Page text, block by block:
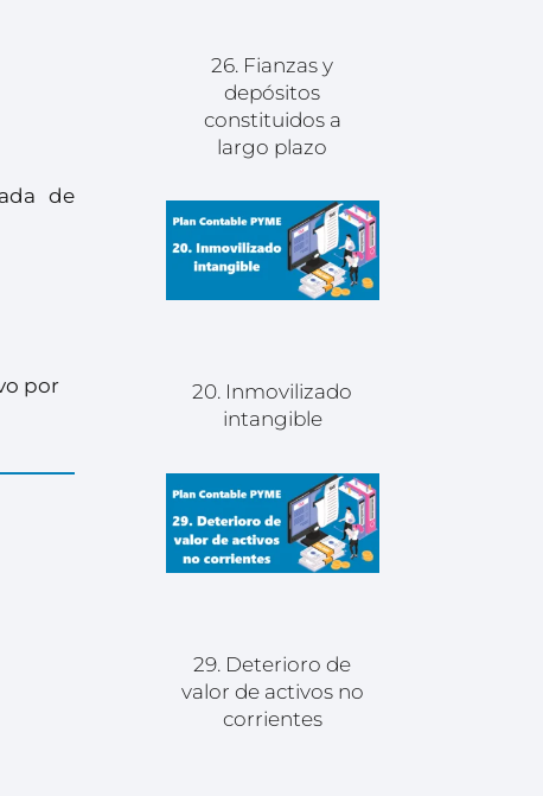
de
por
26. Fianzas y
depósitos
constituidos a
largo plazo
20. Inmovilizado
intangible
29. Deterioro de
valor de activos no
corrientes